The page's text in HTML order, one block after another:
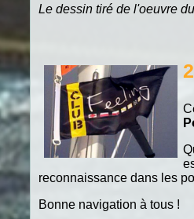
Le dessin tiré de l'oeuvre
reconnaissance dans les
Bonne navigation à tous !